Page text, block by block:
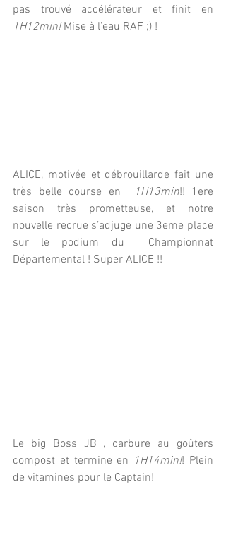
1H12min! Mise à l’eau RAF ;) !
ALICE, motivée et débrouillarde fait une
très belle course en
1H13min!! 1ere
saison très prometteuse, et notre
nouvelle recrue s’adjuge une 3eme place
sur le podium du  Championnat
Départemental ! Super ALICE !!
Le big Boss JB , carbure au goûters
compost et termine en 1H14min!! Plein
de vitamines pour le Captain!